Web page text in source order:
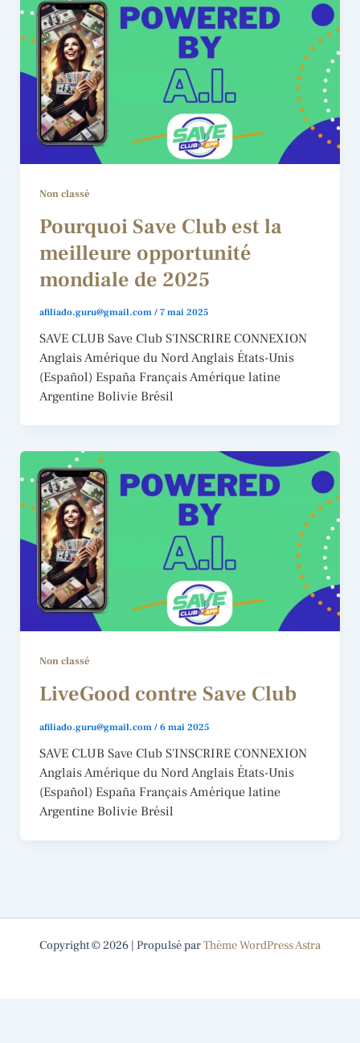
Non classé
Pourquoi Save Club est la
meilleure opportunité
mondiale de 2025
afiliado.guru@gmail.com / 7 mai 2025
SAVE CLUB Save Club S'INSCRIRE CONNEXION
Anglais Amérique du Nord Anglais États-Unis
(Español) España Français Amérique latine
Argentine Bolivie Brésil
Non classé
LiveGood contre Save Club
afiliado.guru@gmail.com / 6 mai 2025
SAVE CLUB Save Club S'INSCRIRE CONNEXION
Anglais Amérique du Nord Anglais États-Unis
(Español) España Français Amérique latine
Argentine Bolivie Brésil
Copyright © 2026 | Propulsé parThème WordPress Astra